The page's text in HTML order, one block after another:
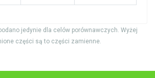
jedynie dla celów porównawczych. Wyżej
części są to części zamienne.